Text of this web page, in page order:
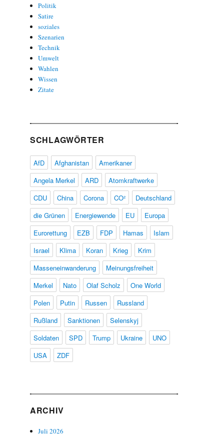
Politik
Satire
soziales
Szenarien
Technik
Umwelt
Wahlen
Wissen
Zitate
SCHLAGWÖRTER
AfD Afghanistan
Amerikaner
Angela Merkel
ARD
Atomkraftwerke
CDU
China Corona CO²
Deutschland
die Grünen
Energiewende EU
Europa
Eurorettung
EZB FDP Hamas
Islam
Israel
Klima Koran Krieg
Krim
Masseneinwanderung
Meinungsfreiheit
Merkel
Nato Olaf Scholz
One World
Polen
Putin Russen
Russland
Rußland
Sanktionen
Selenskyj
Soldaten
SPD Trump Ukraine
UNO
USA
ZDF
ARCHIV
Juli 2026